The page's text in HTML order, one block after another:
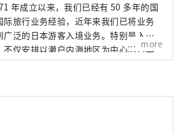
年成立以来，我们已经有 50 多年的国
际旅行业务经验，近年来我们已将业务
广泛的日本游客入境业务。特别是入境
不仅安排以濑户内海地区为中心的日本
住宿、交通等观光活动，还与医疗机构
more